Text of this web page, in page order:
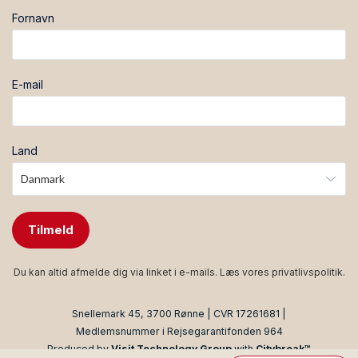
som vand- og elforbrug er inkluderet i din lejepris
* Lejlighed for 7 personer
* Værelse 1: 1 dobbeltseng 200 x 180 cm
* Værelse 3: 2 enkeltsenge 200 x 80 cm og 1
Fornavn
E-mail
Land
Tilmeld
Du kan altid afmelde dig via linket i e-mails. Læs vores privatlivspolitik.
Snellemark 45, 3700 Rønne | CVR 17261681 |
Medlemsnummer i Rejsegarantifonden 964
Produced by Visit Technology Group with Citybreak™